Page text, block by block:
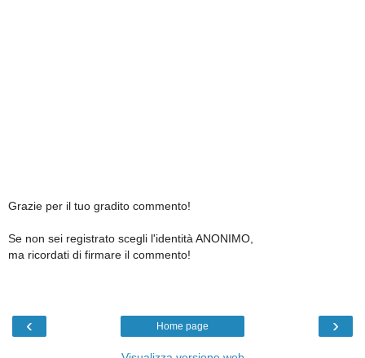
Grazie per il tuo gradito commento!
Se non sei registrato scegli l'identità ANONIMO,
ma ricordati di firmare il commento!
‹ ›
Home page